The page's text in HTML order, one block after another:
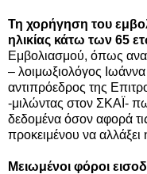
Τη χορήγηση του
ηλικίας κάτω των 65
Εμβολιασμού, όπως
– λοιμωξιολόγος
αντιπρόεδρος της
-μιλώντας στον ΣΚΑΪ-
δεδομένα όσον αφορά
προκειμένου να
Μειωμένοι φόροι